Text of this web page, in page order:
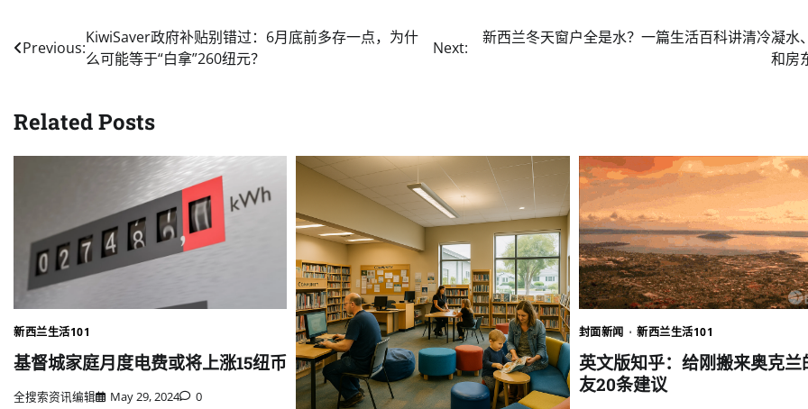
Post
navigation
Previous:
KiwiSaver政府补贴别错过：6月底前多存一点，为什
么可能等于“白拿”260纽元？
Next:
新西兰冬天窗户全是水？一篇生活百科讲清冷凝水
和房
Related Posts
新西兰生活101
基督城家庭月度电费或将上涨15纽币
全搜索资讯编辑 May 29, 2024 0
封面新闻 新西兰生活101
英文版知乎：给刚搬来奥克兰
友20条建议